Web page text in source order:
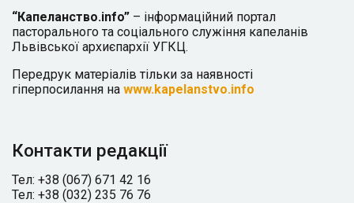
“Капеланство.info” – інформаційний портал
пасторального та соціального служіння капеланів
Львівської архиєпархії УГКЦ.
Передрук матеріалів тільки за наявності
гіперпосилання на www.kapelanstvo.info
Контакти редакції
Тел: +38 (067) 671 42 16
Тел: +38 (032) 235 76 76